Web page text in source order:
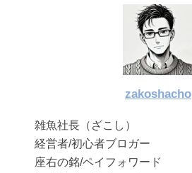
zakoshacho
雑魚社長（ざこし）
経営者/初心者ブロガー
座右の銘/ペイフォワード